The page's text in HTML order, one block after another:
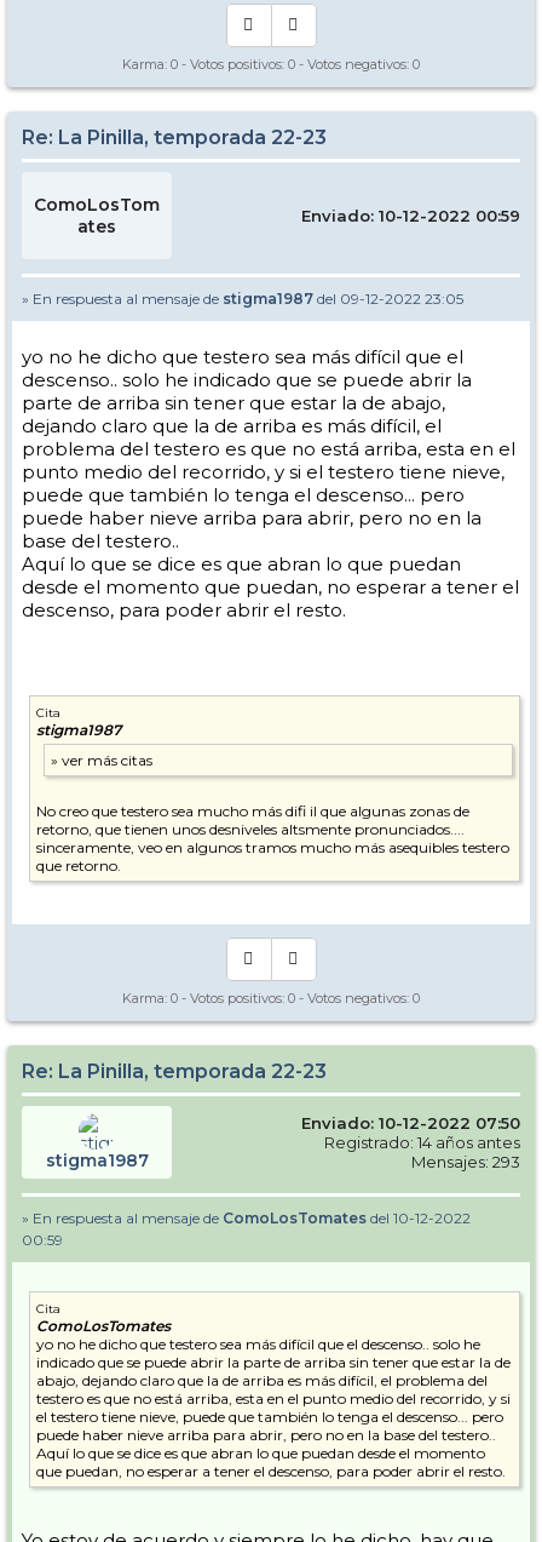
Karma: 0 - Votos positivos: 0 - Votos negativos: 0
Re: La Pinilla, temporada 22-23
ComoLosTom
ates
Enviado: 10-12-2022 00:59
» En respuesta al mensaje de stigma1987 del 09-12-2022 23:05
yo no he dicho que testero sea más difícil que el
descenso.. solo he indicado que se puede abrir la
parte de arriba sin tener que estar la de abajo,
dejando claro que la de arriba es más difícil, el
problema del testero es que no está arriba, esta en el
punto medio del recorrido, y si el testero tiene nieve,
puede que también lo tenga el descenso... pero
puede haber nieve arriba para abrir, pero no en la
base del testero..
Aquí lo que se dice es que abran lo que puedan
desde el momento que puedan, no esperar a tener el
descenso, para poder abrir el resto.
Cita
stigma1987
No creo que testero sea mucho más difi il que algunas zonas de
retorno, que tienen unos desniveles altsmente pronunciados....
sinceramente, veo en algunos tramos mucho más asequibles testero
que retorno.
Karma: 0 - Votos positivos: 0 - Votos negativos: 0
Re: La Pinilla, temporada 22-23
stigma1987
Enviado: 10-12-2022 07:50
Registrado: 14 años antes
Mensajes: 293
» En respuesta al mensaje de ComoLosTomates del 10-12-2022
00:59
Cita
ComoLosTomates
yo no he dicho que testero sea más difícil que el descenso.. solo he
indicado que se puede abrir la parte de arriba sin tener que estar la de
abajo, dejando claro que la de arriba es más difícil, el problema del
testero es que no está arriba, esta en el punto medio del recorrido, y si
el testero tiene nieve, puede que también lo tenga el descenso... pero
puede haber nieve arriba para abrir, pero no en la base del testero..
Aquí lo que se dice es que abran lo que puedan desde el momento
que puedan, no esperar a tener el descenso, para poder abrir el resto.